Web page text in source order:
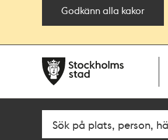
Godkänn alla kakor
navigationen
huvudinnehållet
SökFritextsök